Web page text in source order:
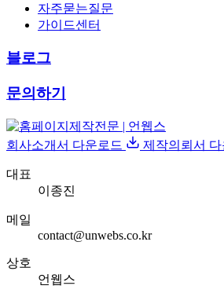
자주묻는질문
가이드센터
블로그
문의하기
회사소개서 다운로드 제작의뢰서 다
대표
이종진
메일
contact@unwebs.co.kr
상호
언웹스